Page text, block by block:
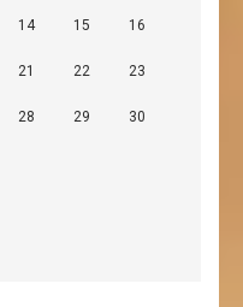
14 15 16
21 22 23
28 29 30